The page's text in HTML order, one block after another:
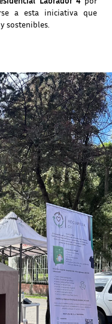
a esta iniciativa que
sostenibles.